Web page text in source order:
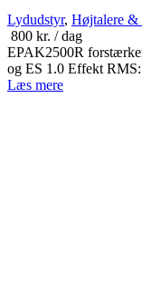
Lydudstyr, Højtalere &
800 kr. / dag
EPAK2500R
og ES 1.0 Effekt
Læs mere